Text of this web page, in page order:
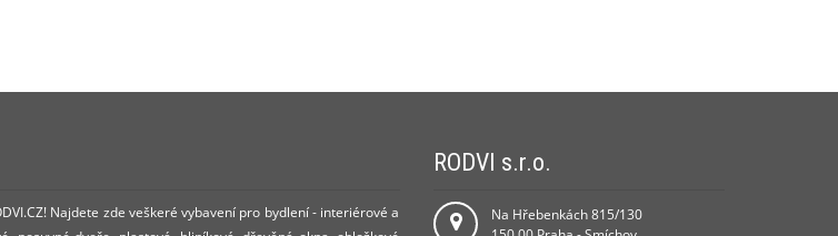
Najdete zde veškeré vybavení pro bydlení - interiérové a
RODVI s.r.o.
Na Hřebenkách 815/130